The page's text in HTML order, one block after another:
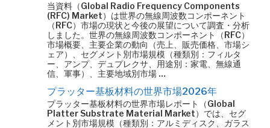
当資料（Global Radio Frequency Components
(RFC) Market）は世界の無線周波数コンポーネント
（RFC）市場の現状と今後の展望について調査・分析
しました。世界の無線周波数コンポーネント（RFC）
市場概要、主要企業の動向（売上、販売価格、市場シ
ェア）、セグメント別市場規模（種類別：フィルタ
ー、アンプ、デュプレクサ、用途別：家電、無線通
信、軍事）、主要地域別市場 …
プラッター基板材料の世界市場2026年
プラッター基板材料の世界市場レポート（Global
Platter Substrate Material Market）では、セグ
メント別市場規模（種類別：アルミディスク、ガラス